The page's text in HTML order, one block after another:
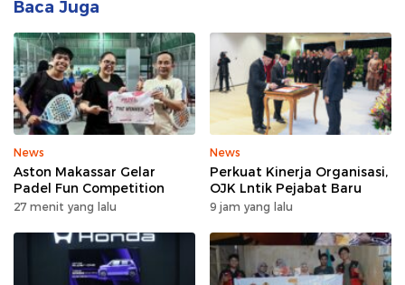
Baca Juga
News
Aston Makassar Gelar
Padel Fun Competition
27 menit yang lalu
News
Perkuat Kinerja Organisasi,
OJK Lntik Pejabat Baru
9 jam yang lalu